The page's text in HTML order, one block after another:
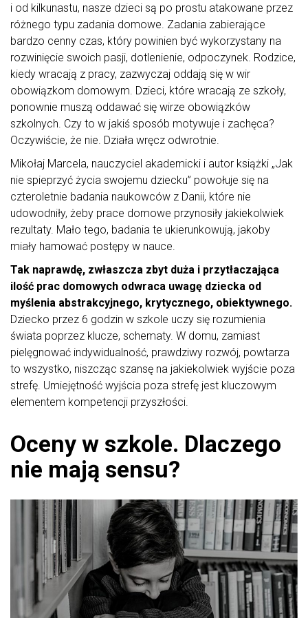
i od kilkunastu, nasze dzieci są po prostu atakowane przez
różnego typu zadania domowe. Zadania zabierające
bardzo cenny czas, który powinien być wykorzystany na
rozwinięcie swoich pasji, dotlenienie, odpoczynek. Rodzice,
kiedy wracają z pracy, zazwyczaj oddają się w wir
obowiązkom domowym. Dzieci, które wracają ze szkoły,
ponownie muszą oddawać się wirze obowiązków
szkolnych. Czy to w jakiś sposób motywuje i zachęca?
Oczywiście, że nie. Działa wręcz odwrotnie.
Mikołaj Marcela, nauczyciel akademicki i autor książki „Jak
nie spieprzyć życia swojemu dziecku” powołuje się na
czteroletnie badania naukowców z Danii, które nie
udowodniły, żeby prace domowe przynosiły jakiekolwiek
rezultaty. Mało tego, badania te ukierunkowują, jakoby
miały hamować postępy w nauce.
Tak naprawdę, zwłaszcza zbyt duża i przytłaczająca
ilość prac domowych odwraca uwagę dziecka od
myślenia abstrakcyjnego, krytycznego, obiektywnego.
Dziecko przez 6 godzin w szkole uczy się rozumienia
świata poprzez klucze, schematy. W domu, zamiast
pielęgnować indywidualność, prawdziwy rozwój, powtarza
to wszystko, niszcząc szansę na jakiekolwiek wyjście poza
strefę. Umiejętność wyjścia poza strefę jest kluczowym
elementem kompetencji przyszłości.
Oceny w szkole. Dlaczego
nie mają sensu?